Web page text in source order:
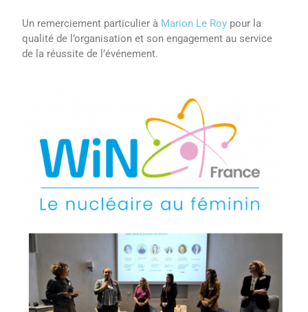
Un remerciement particulier à Marion Le Roy pour la
qualité de l’organisation et son engagement au service
de la réussite de l’événement.